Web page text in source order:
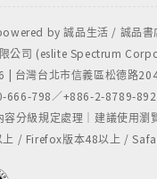
by 誠品生活 / 誠品書
公司 (eslite Spectrum
| 台灣台北市信義區松德路
666-798／+886-2-8789-
容分級規定處理｜建議使用
/ Firefox版本48以上 /